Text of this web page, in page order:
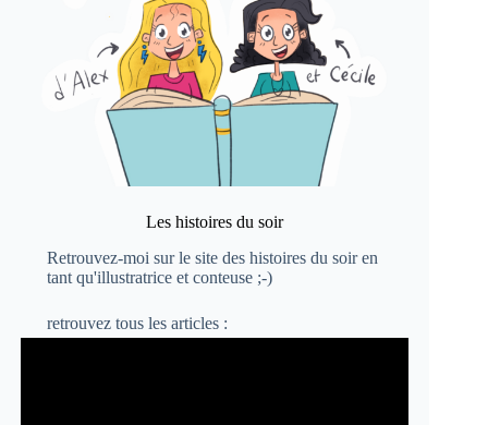
Les histoires du soir
Retrouvez-moi sur le site des histoires du soiren
tant qu'illustratrice et conteuse ;-)
retrouvez tous les articles :